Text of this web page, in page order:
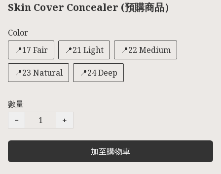
Skin Cover Concealer (預購商品）
Color
📍17 Fair
📍21 Light 📍22 Medium
📍23 Natural 📍24 Deep
數量
−
+
加至購物車